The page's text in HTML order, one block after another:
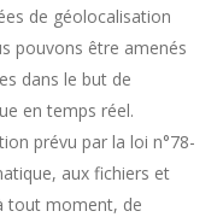
de géolocalisation
pouvons être amenés
dans le but de
en temps réel.
prévu par la loi n°78-
aux fichiers et
tout moment, de